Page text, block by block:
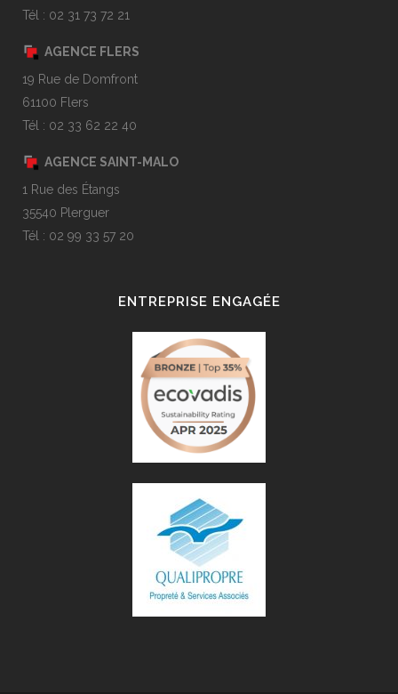
Tél : 02 31 73 72 21
AGENCE FLERS
19 Rue de Domfront
61100 Flers
Tél : 02 33 62 22 40
AGENCE SAINT-MALO
1 Rue des Étangs
35540 Plerguer
Tél : 02 99 33 57 20
ENTREPRISE ENGAGÉE